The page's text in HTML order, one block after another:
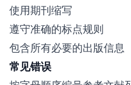
使用期刊缩写
遵守准确的标点规则
包含所有必要的出版信息
常见错误